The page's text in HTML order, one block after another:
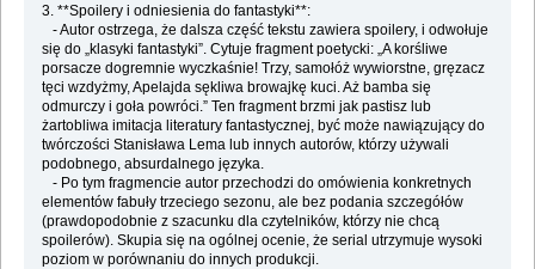
3. **Spoilery i odniesienia do fantastyki**:
- Autor ostrzega, że dalsza część tekstu zawiera spoilery, i odwołuje
się do „klasyki fantastyki”. Cytuje fragment poetycki: „A korśliwe
porsacze dogremnie wyczkaśnie! Trzy, samołóż wywiorstne, gręzacz
tęci wzdyżmy, Apelajda sękliwa browajkę kuci. Aż bamba się
odmurczy i goła powróci.” Ten fragment brzmi jak pastisz lub
żartobliwa imitacja literatury fantastycznej, być może nawiązujący do
twórczości Stanisława Lema lub innych autorów, którzy używali
podobnego, absurdalnego języka.
- Po tym fragmencie autor przechodzi do omówienia konkretnych
elementów fabuły trzeciego sezonu, ale bez podania szczegółów
(prawdopodobnie z szacunku dla czytelników, którzy nie chcą
spoilerów). Skupia się na ogólnej ocenie, że serial utrzymuje wysoki
poziom w porównaniu do innych produkcji.